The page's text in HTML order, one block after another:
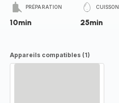
PRÉPARATION
10min
CUISSON
25min
Appareils compatibles (1)